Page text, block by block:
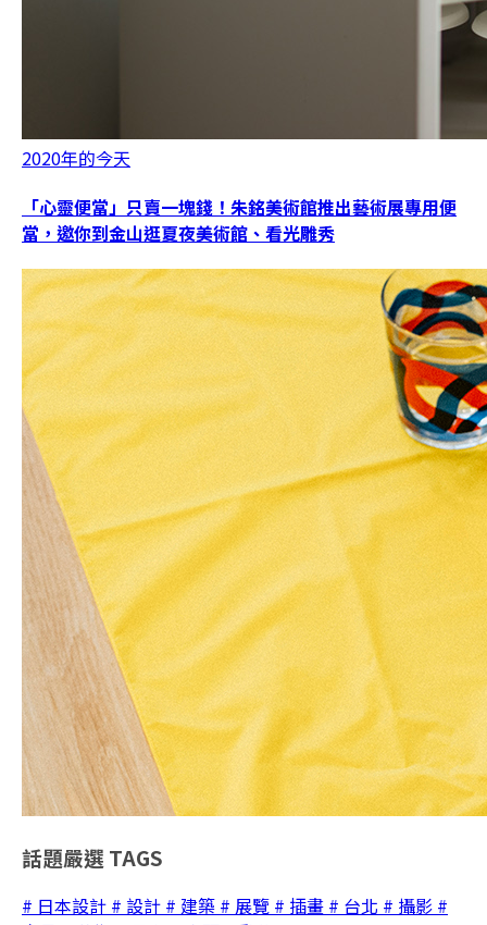
2020年的今天
「心靈便當」只賣一塊錢！朱銘美術館推出藝術展專用便
當，邀你到金山逛夏夜美術館、看光雕秀
話題嚴選 TAGS
# 日本設計 # 設計 # 建築 # 展覽 # 插畫 # 台北 # 攝影 #